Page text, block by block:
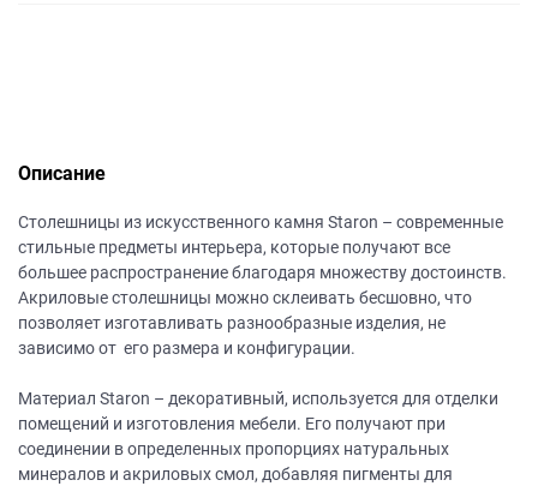
Описание
Столешницы из искусственного камня Staron – современные
стильные предметы интерьера, которые получают все
большее распространение благодаря множеству достоинств.
Акриловые столешницы можно склеивать бесшовно, что
позволяет изготавливать разнообразные изделия, не
зависимо от его размера и конфигурации.
Материал Staron – декоративный, используется для отделки
помещений и изготовления мебели. Его получают при
соединении в определенных пропорциях натуральных
минералов и акриловых смол, добавляя пигменты для